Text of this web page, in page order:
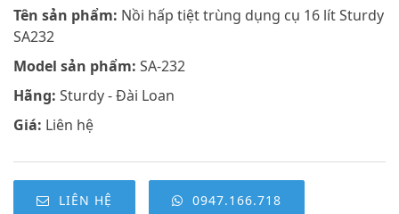
Tên sản phẩm: Nồi hấp tiệt trùng dụng cụ 16 lít Sturdy
SA232
Model sản phẩm: SA-232
Hãng: Sturdy - Đài Loan
Giá: Liên hệ
LIÊN HỆ 0947.166.718